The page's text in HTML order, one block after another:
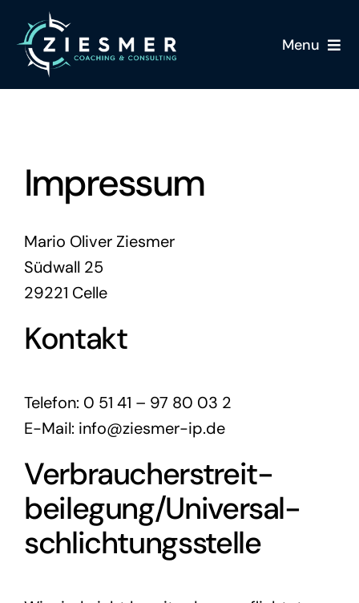
Inhalt
springen
Menu
Über uns
Warum mit uns
Karriere
Impressum
Mario Oliver Ziesmer
Südwall 25
29221 Celle
Kontakt
Telefon: 0 51 41 – 97 80 03 2
E-Mail: info@ziesmer-ip.de
Verbraucher­streit­
beilegung/Universal­
schlichtungs­stelle